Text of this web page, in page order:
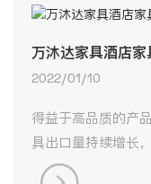
万沐达家具酒店
2022/01/10
得益于高品质的产
具出口量持续增长
得了国际客户的广